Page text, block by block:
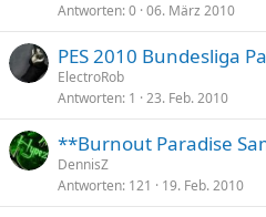
Antworten 0 06. März 2010
PES 2010 Bundesliga
ElectroRob
Antworten 1 23. Feb. 2010
**Burnout Paradise
DennisZ
Antworten 121 19. Feb. 2010